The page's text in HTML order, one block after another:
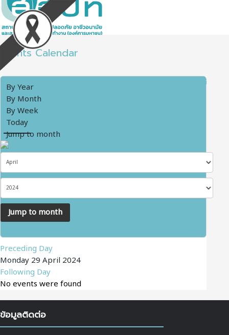
Events Calendar
By Year
By Month
By Week
Today
Jump to month
Jump to month
Preceding Day
Monday 29 April 2024
Following Day
No events were found
ข้อมูลติดต่อ